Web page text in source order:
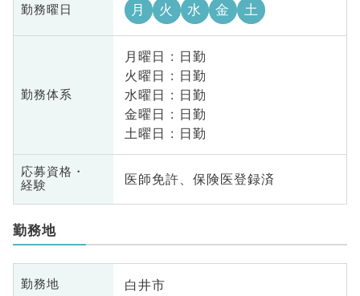
勤務曜日 月 火 水 金 土
勤務体系
月曜日 : 日勤
火曜日 : 日勤
水曜日 : 日勤
金曜日 : 日勤
土曜日 : 日勤
応募資格・
経験
医師免許、保険医登録済
勤務地
勤務地 白井市